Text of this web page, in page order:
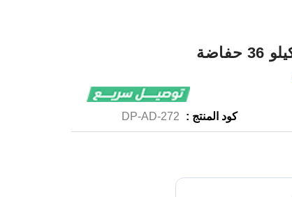
كود المنتج : DP-AD-272